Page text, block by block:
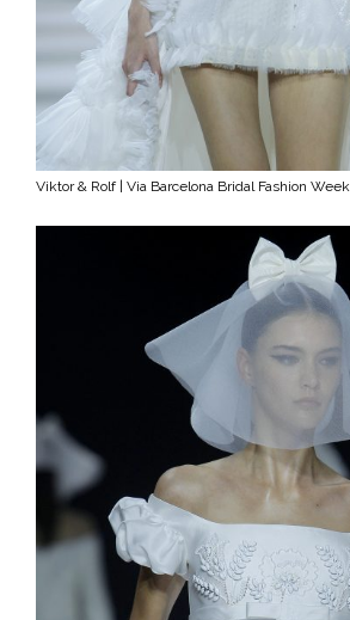
Viktor & Rolf | Via Barcelona Bridal Fashion Week